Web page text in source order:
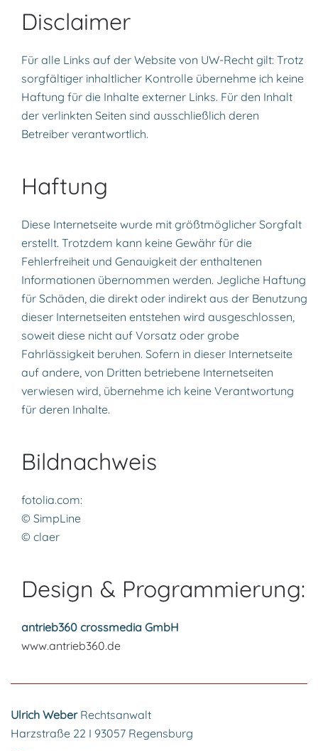
Disclaimer
Für alle Links auf der Website von UW-Recht gilt: Trotz
sorgfältiger inhaltlicher Kontrolle übernehme ich keine
Haftung für die Inhalte externer Links. Für den Inhalt
der verlinkten Seiten sind ausschließlich deren
Betreiber verantwortlich.
Haftung
Diese Internetseite wurde mit größtmöglicher Sorgfalt
erstellt. Trotzdem kann keine Gewähr für die
Fehlerfreiheit und Genauigkeit der enthaltenen
Informationen übernommen werden. Jegliche Haftung
für Schäden, die direkt oder indirekt aus der Benutzung
dieser Internetseiten entstehen wird ausgeschlossen,
soweit diese nicht auf Vorsatz oder grobe
Fahrlässigkeit beruhen. Sofern in dieser Internetseite
auf andere, von Dritten betriebene Internetseiten
verwiesen wird, übernehme ich keine Verantwortung
für deren Inhalte.
Bildnachweis
fotolia.com:
© SimpLine
© claer
Design & Programmierung:
antrieb360 crossmedia GmbH
www.antrieb360.de
Ulrich WeberRechtsanwalt
Harzstraße 22 I 93057 Regensburg